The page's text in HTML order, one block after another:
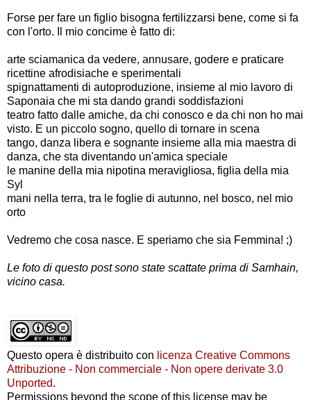
Forse per fare un figlio bisogna fertilizzarsi bene, come si fa
con l'orto. Il mio concime è fatto di:
arte sciamanica da vedere, annusare, godere e praticare
ricettine afrodisiache e sperimentali
spignattamenti di autoproduzione, insieme al mio lavoro di
Saponaia che mi sta dando grandi soddisfazioni
teatro fatto dalle amiche, da chi conosco e da chi non ho mai
visto. E un piccolo sogno, quello di tornare in scena
tango, danza libera e sognante insieme alla mia maestra di
danza, che sta diventando un'amica speciale
le manine della mia nipotina meravigliosa, figlia della mia
Syl
mani nella terra, tra le foglie di autunno, nel bosco, nel mio
orto
Vedremo che cosa nasce. E speriamo che sia Femmina! ;)
Le foto di questo post sono state scattate prima di Samhain,
vicino casa.
Questo opera è distribuito con licenza Creative Commons
Attribuzione - Non commerciale - Non opere derivate 3.0
Unported.
Permissions beyond the scope of this license may be